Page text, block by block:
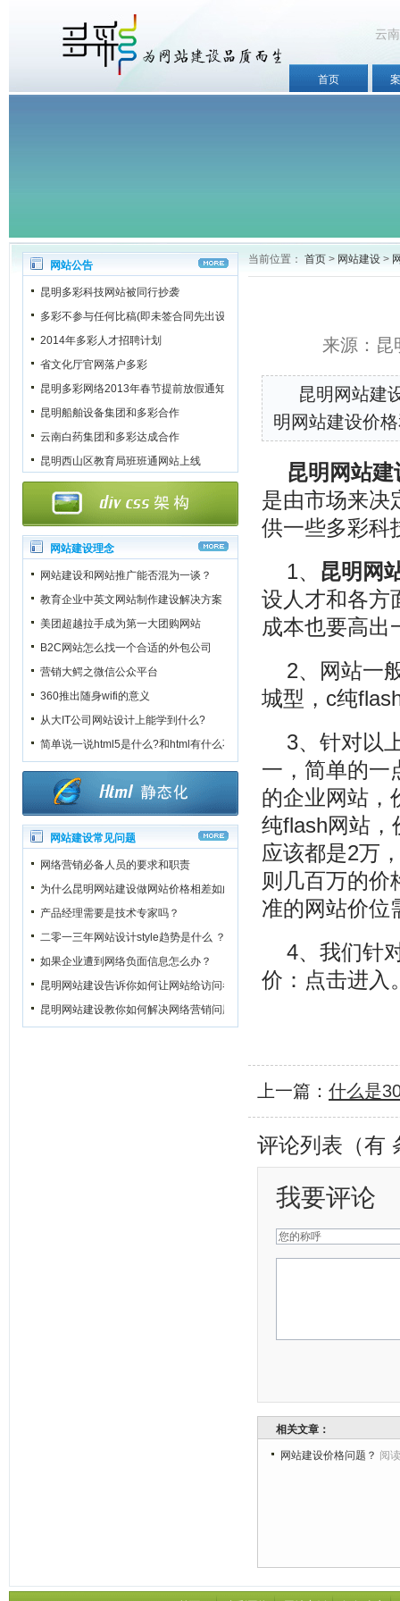
云
首页
网站公告
昆明多彩科技网站被同行抄袭
多彩不参与任何比稿(即未签合同先出设计稿)
2014年多彩人才招聘计划
省文化厅官网落户多彩
昆明多彩网络2013年春节提前放假通知
昆明船舶设备集团和多彩合作
云南白药集团和多彩达成合作
昆明西山区教育局班班通网站上线
网站建设理念
网站建设和网站推广能否混为一谈？
教育企业中英文网站制作建设解决方案
美团超越拉手成为第一大团购网站
B2C网站怎么找一个合适的外包公司
营销大鳄之微信公众平台
360推出随身wifi的意义
从大IT公司网站设计上能学到什么?
简单说一说html5是什么?和html有什么不一样?
网站建设常见问题
网络营销必备人员的要求和职责
为什么昆明网站建设做网站价格相差如此之大？
产品经理需要是技术专家吗？
二零一三年网站设计style趋势是什么 ？
如果企业遭到网络负面信息怎么办？
昆明网站建设告诉你如何让网站给访问者一个良好的第一印象
昆明网站建设教你如何解决网络营销问题
当前位置： 首页 > 网站建设 >
来源：
昆明网站建
明网站建设价
昆明网站建
是由市场来决
供一些多彩科
1、 昆明网
设 人才和各
成本也要高出
2、网站一
城型，c纯
3、针对以
一，简单的一
的企业网站，
纯flash网站，
应该都是2万
则几百万的价
准的网站价位
4、我们针
价： 点击进入
上一篇： 什么是
评论列表（有
我要评论
相关文章：
网站建设价格问题？ 阅